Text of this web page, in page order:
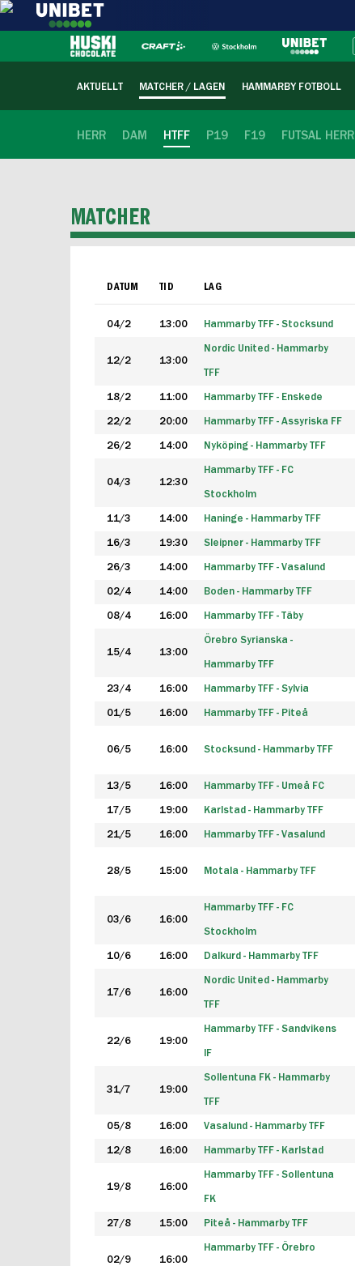
AKTUELLT MATCHER / LAGEN HAMMARBY FOTBOLL
HERR DAM HTFF P19 F19 FUTSAL HERR
MATCHER
DATUM TID LAG
04/2 13:00 Hammarby TFF - Stocksund
12/2 13:00
Nordic United - Hammarby
TFF
18/2 11:00 Hammarby TFF - Enskede
22/2 20:00 Hammarby TFF - Assyriska FF
26/2 14:00 Nyköping - Hammarby TFF
04/3 12:30
Hammarby TFF - FC
Stockholm
11/3 14:00 Haninge - Hammarby TFF
16/3 19:30 Sleipner - Hammarby TFF
26/3 14:00 Hammarby TFF - Vasalund
02/4 14:00 Boden - Hammarby TFF
08/4 16:00 Hammarby TFF - Täby
15/4 13:00
Örebro Syrianska -
Hammarby TFF
23/4 16:00 Hammarby TFF - Sylvia
01/5 16:00 Hammarby TFF - Piteå
06/5 16:00 Stocksund - Hammarby TFF
13/5 16:00 Hammarby TFF - Umeå FC
17/5 19:00 Karlstad - Hammarby TFF
21/5 16:00 Hammarby TFF - Vasalund
28/5 15:00 Motala - Hammarby TFF
03/6 16:00
Hammarby TFF - FC
Stockholm
10/6 16:00 Dalkurd - Hammarby TFF
17/6 16:00
Nordic United - Hammarby
TFF
22/6 19:00
Hammarby TFF - Sandvikens
IF
31/7 19:00
Sollentuna FK - Hammarby
TFF
05/8 16:00 Vasalund - Hammarby TFF
12/8 16:00 Hammarby TFF - Karlstad
19/8 16:00
Hammarby TFF - Sollentuna
FK
27/8 15:00 Piteå - Hammarby TFF
02/9 16:00
Hammarby TFF - Örebro